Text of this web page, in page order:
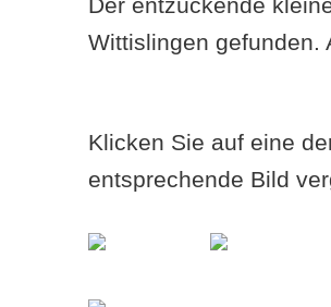
Wittislingen gefunden.
Klicken Sie auf eine
entsprechende Bild